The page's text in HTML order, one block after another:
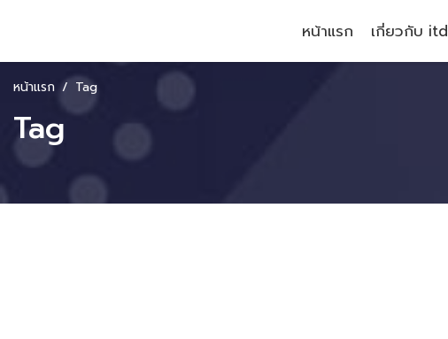
หน้าแรก เกี่ยวกับ itd
หน้าแรก Tag
Tag